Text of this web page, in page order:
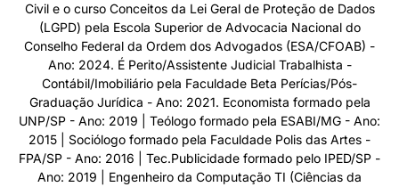
Civil e o curso Conceitos da Lei Geral de Proteção de Dados
(LGPD) pela Escola Superior de Advocacia Nacional do
Conselho Federal da Ordem dos Advogados (ESA/CFOAB) -
Ano: 2024. É Perito/Assistente Judicial Trabalhista -
Contábil/Imobiliário pela Faculdade Beta Perícias/Pós-
Graduação Jurídica - Ano: 2021. Economista formado pela
UNP/SP - Ano: 2019 | Teólogo formado pela ESABI/MG - Ano:
2015 | Sociólogo formado pela Faculdade Polis das Artes -
FPA/SP - Ano: 2016 | Tec.Publicidade formado pelo IPED/SP -
Ano: 2019 | Engenheiro da Computação TI (Ciências da